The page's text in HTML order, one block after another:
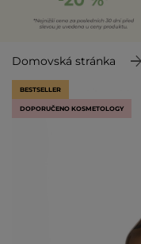
Domovská stránka
BESTSELLER
DOPORUČENO KOSMETOLOGY